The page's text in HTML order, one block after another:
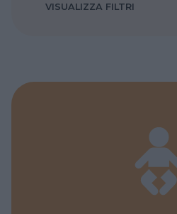
VISUALIZZA FILTRI